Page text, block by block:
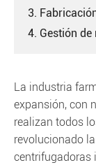
3.
4. Gestión
La industria
expansión, con
realizan todos
revolucionado
centrifugadoras